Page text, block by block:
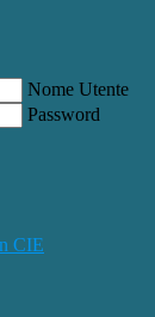
Nome Utente
Password
CIE